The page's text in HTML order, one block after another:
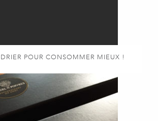
POUR CONSOMMER MIEUX !